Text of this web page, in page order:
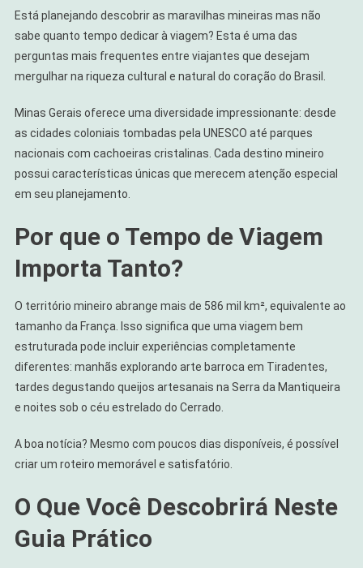
Roteiro
Está planejando descobrir as maravilhas mineiras mas não
sabe quanto tempo dedicar à viagem? Esta é uma das
perguntas mais frequentes entre viajantes que desejam
mergulhar na riqueza cultural e natural do coração do Brasil.
Minas Gerais oferece uma diversidade impressionante: desde
as cidades coloniais tombadas pela UNESCO até parques
nacionais com cachoeiras cristalinas. Cada destino mineiro
possui características únicas que merecem atenção especial
em seu planejamento.
Por que o Tempo de Viagem
Importa Tanto?
O território mineiro abrange mais de 586 mil km², equivalente ao
tamanho da França. Isso significa que uma viagem bem
estruturada pode incluir experiências completamente
diferentes: manhãs explorando arte barroca em Tiradentes,
tardes degustando queijos artesanais na Serra da Mantiqueira
e noites sob o céu estrelado do Cerrado.
A boa notícia? Mesmo com poucos dias disponíveis, é possível
criar um roteiro memorável e satisfatório.
O Que Você Descobrirá Neste
Guia Prático